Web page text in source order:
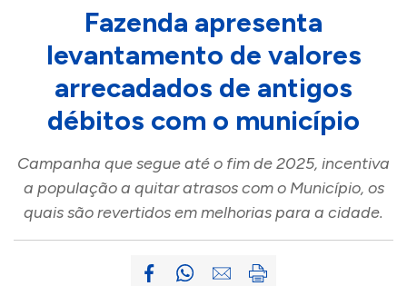
Fazenda apresenta
levantamento de valores
arrecadados de antigos
débitos com o município
Campanha que segue até o fim de 2025, incentiva
a população a quitar atrasos com o Município, os
quais são revertidos em melhorias para a cidade.